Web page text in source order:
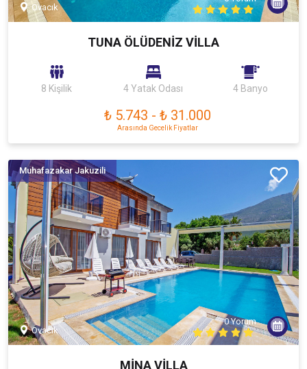
Ovacık
TUNA ÖLÜDENİZ VİLLA
8 Kişilik 4 Yatak Odası 4 Banyo
₺ 5.743 - ₺ 31.000
Arasında Gecelik Fiyatlar
Muhafazakar Jakuzili
Ovacık
0 Yorum
MİNA VİLLA